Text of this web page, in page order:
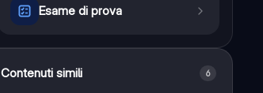
Esame di prova
Contenuti simili 6